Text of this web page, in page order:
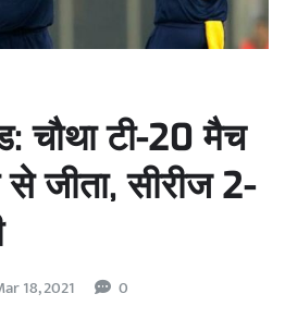
चौथा टी-20 मैच
जीता, सीरीज 2-
18, 2021 0